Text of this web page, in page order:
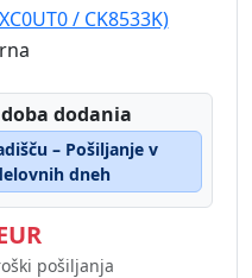
/ CK8533K)
dodania
– Pošiljanje v
dneh
pošiljanja